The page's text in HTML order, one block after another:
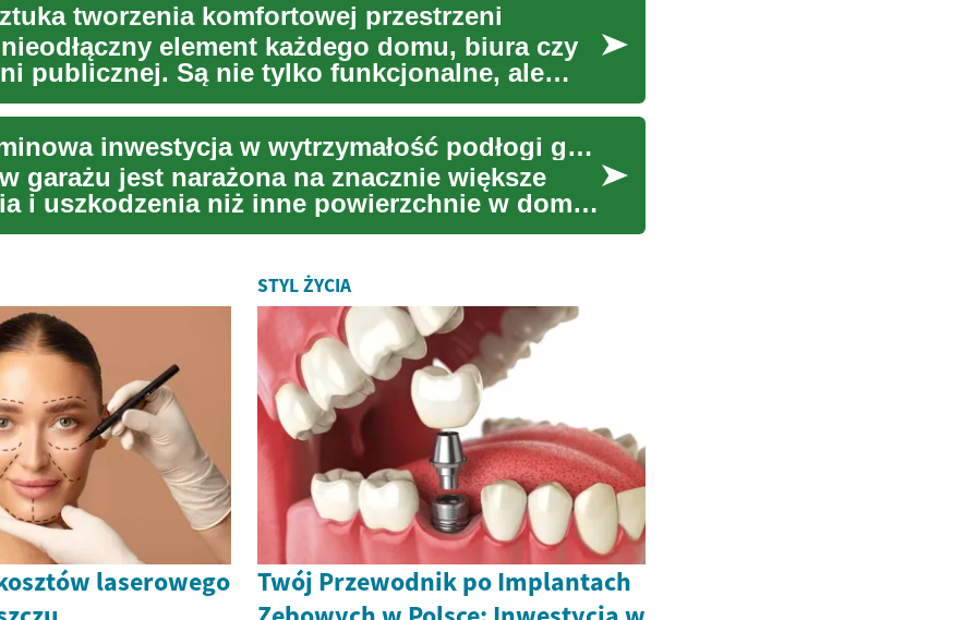
tworzenia komfortowej przestrzeni
element każdego domu, biura czy
publicznej. Są nie tylko funkcjonalne, ale
Długoterminowa inwestycja w wytrzymałość podłogi garażu
garażu jest narażona na znacznie większe
i uszkodzenia niż inne powierzchnie w domu.
laserowego
STYL ŻYCIA
Twój Przewodnik po Implantach